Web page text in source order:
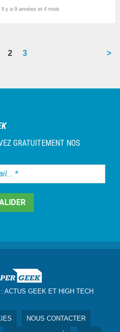
Il y a 9 années et 4 mois
Go
2
Go
3 >
GRATUITEMENT NOS
ACTUS GEEK ET HIGH TECH
NOUS CONTACTER